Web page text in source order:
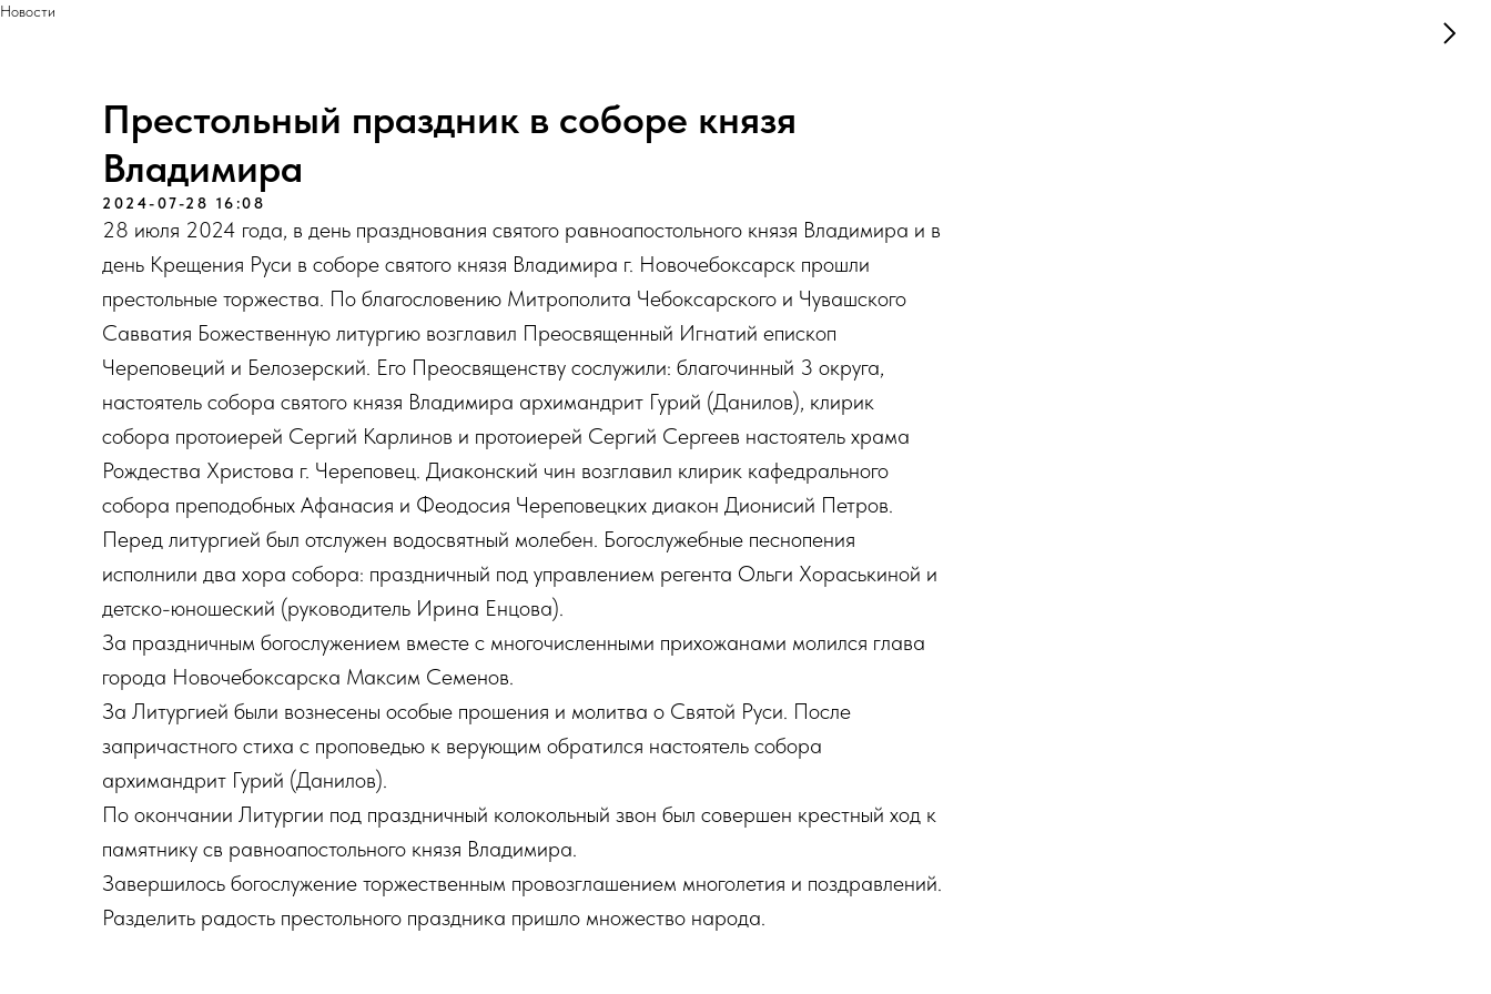
Новости
Престольный праздник в соборе князя
Владимира
2024-07-28 16:08
28 июля 2024 года, в день празднования святого равноапостольного князя Владимира и в
день Крещения Руси в соборе святого князя Владимира г. Новочебоксарск прошли
престольные торжества. По благословению Митрополита Чебоксарского и Чувашского
Савватия Божественную литургию возглавил Преосвященный Игнатий епископ
Череповеций и Белозерский. Его Преосвященству сослужили: благочинный 3 округа,
настоятель собора святого князя Владимира архимандрит Гурий (Данилов), клирик
собора протоиерей Сергий Карлинов и протоиерей Сергий Сергеев настоятель храма
Рождества Христова г. Череповец. Диаконский чин возглавил клирик кафедрального
собора преподобных Афанасия и Феодосия Череповецких диакон Дионисий Петров.
Перед литургией был отслужен водосвятный молебен. Богослужебные песнопения
исполнили два хора собора: праздничный под управлением регента Ольги Хораськиной и
детско-юношеский (руководитель Ирина Енцова).
За праздничным богослужением вместе с многочисленными прихожанами молился глава
города Новочебоксарска Максим Семенов.
За Литургией были вознесены особые прошения и молитва о Святой Руси. После
запричастного стиха с проповедью к верующим обратился настоятель собора
архимандрит Гурий (Данилов).
По окончании Литургии под праздничный колокольный звон был совершен крестный ход к
памятнику св равноапостольного князя Владимира.
Завершилось богослужение торжественным провозглашением многолетия и поздравлений.
Разделить радость престольного праздника пришло множество народа.